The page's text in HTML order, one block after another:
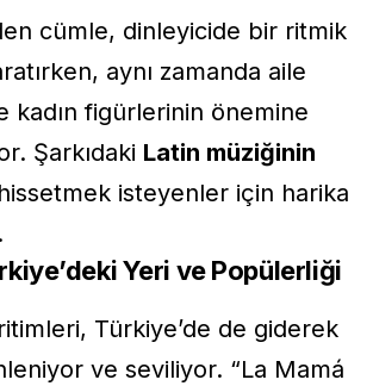
cümle, dinleyicide bir ritmik
aynı zamanda aile
kadın figürlerinin önemine
Şarkıdaki Latin müziğinin
hissetmek isteyenler için harika
Yeri ve Popülerliği
Türkiye’de de giderek
ve seviliyor. “La Mamá